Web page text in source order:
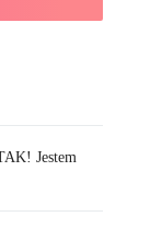
Jestem